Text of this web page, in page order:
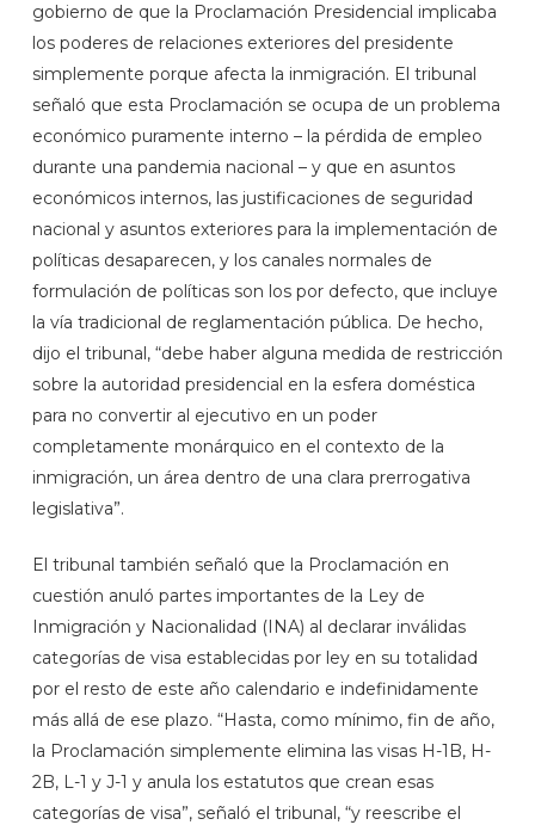
gobierno de que la Proclamación Presidencial implicaba
los poderes de relaciones exteriores del presidente
simplemente porque afecta la inmigración. El tribunal
señaló que esta Proclamación se ocupa de un problema
económico puramente interno – la pérdida de empleo
durante una pandemia nacional – y que en asuntos
económicos internos, las justificaciones de seguridad
nacional y asuntos exteriores para la implementación de
políticas desaparecen, y los canales normales de
formulación de políticas son los por defecto, que incluye
la vía tradicional de reglamentación pública. De hecho,
dijo el tribunal, “debe haber alguna medida de restricción
sobre la autoridad presidencial en la esfera doméstica
para no convertir al ejecutivo en un poder
completamente monárquico en el contexto de la
inmigración, un área dentro de una clara prerrogativa
legislativa”.
El tribunal también señaló que la Proclamación en
cuestión anuló partes importantes de la Ley de
Inmigración y Nacionalidad (INA) al declarar inválidas
categorías de visa establecidas por ley en su totalidad
por el resto de este año calendario e indefinidamente
más allá de ese plazo. “Hasta, como mínimo, fin de año,
la Proclamación simplemente elimina las visas H-1B, H-
2B, L-1 y J-1 y anula los estatutos que crean esas
categorías de visa”, señaló el tribunal, “y reescribe el